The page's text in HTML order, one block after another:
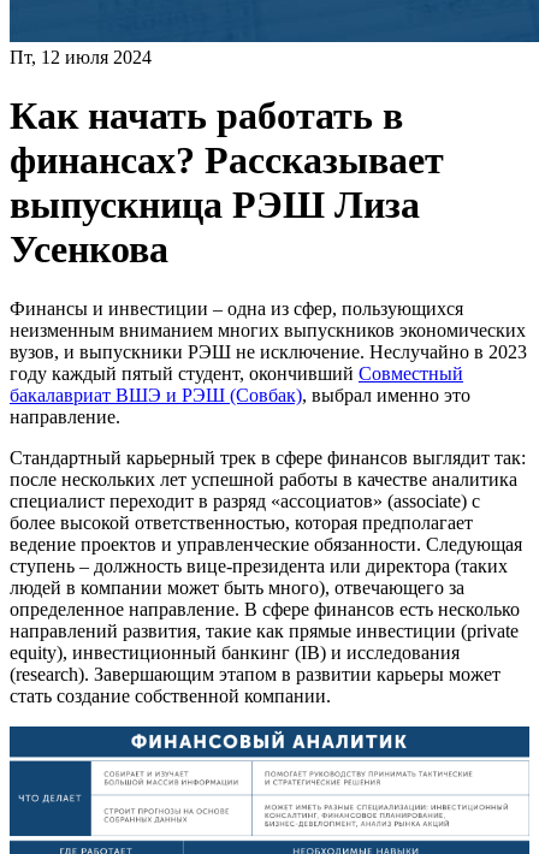
Пт, 12 июля 2024
Как начать работать в
финансах? Рассказывает
выпускница РЭШ Лиза
Усенкова
Финансы и инвестиции – одна из сфер, пользующихся
неизменным вниманием многих выпускников экономических
вузов, и выпускники РЭШ не исключение. Неслучайно в 2023
году каждый пятый студент, окончивший Совместный
бакалавриат ВШЭ и РЭШ (Совбак), выбрал именно это
направление.
Стандартный карьерный трек в сфере финансов выглядит так:
после нескольких лет успешной работы в качестве аналитика
специалист переходит в разряд «ассоциатов» (associate) с
более высокой ответственностью, которая предполагает
ведение проектов и управленческие обязанности. Следующая
ступень – должность вице-президента или директора (таких
людей в компании может быть много), отвечающего за
определенное направление. В сфере финансов есть несколько
направлений развития, такие как прямые инвестиции (private
equity), инвестиционный банкинг (IB) и исследования
(research). Завершающим этапом в развитии карьеры может
стать создание собственной компании.